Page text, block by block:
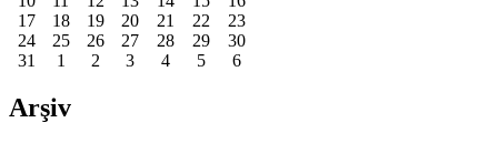
17
18 19 20 21 22
23
24
25 26 27 28 29
30
31
1 2 3 4 5 6
Arşiv